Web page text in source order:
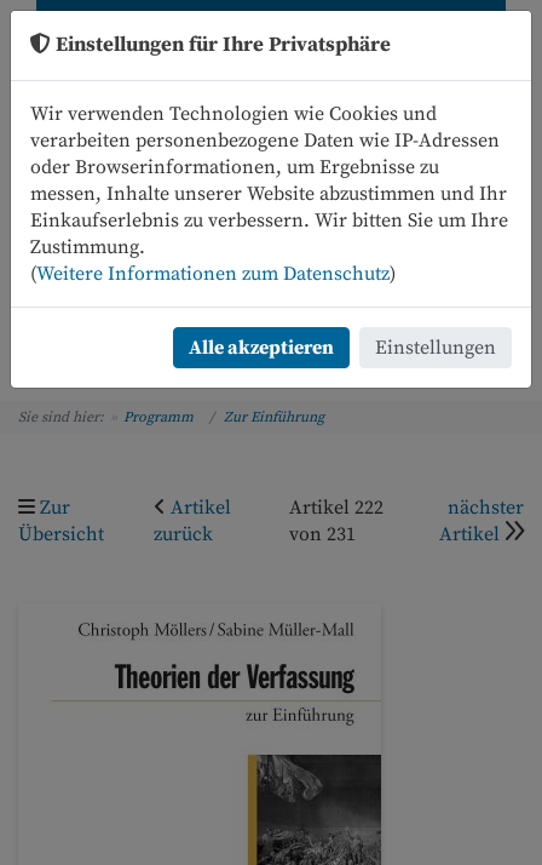
Einstellungen für Ihre Privatsphäre
Wir verwenden Technologien wie Cookies und
verarbeiten personenbezogene Daten wie IP-Adressen
oder Browserinformationen, um Ergebnisse zu
messen, Inhalte unserer Website abzustimmen und Ihr
Einkaufserlebnis zu verbessern. Wir bitten Sie um Ihre
Zustimmung.
(Weitere Informationen zum Datenschutz)
Alle akzeptieren Einstellungen
0
Menü
Sie sind hier: Programm Zur Einführung
Zur
Übersicht
Artikel
zurück
Artikel 222
von 231
nächster
Artikel